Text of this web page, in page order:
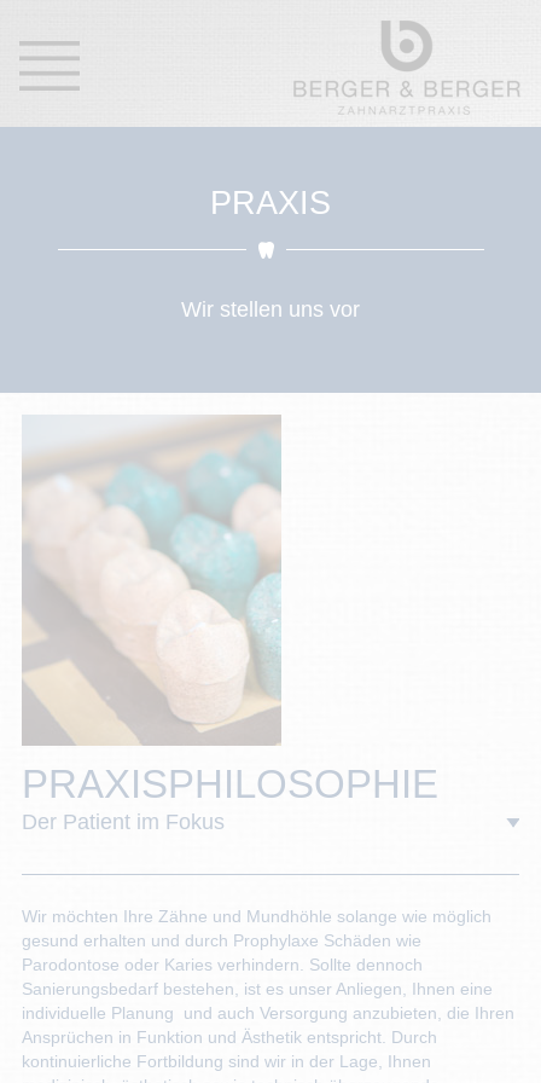
PRAXIS
Wir stellen uns vor
PRAXISPHILOSOPHIE
Der Patient im Fokus
Wir möchten Ihre Zähne und Mundhöhle solange wie möglich
gesund erhalten und durch Prophylaxe Schäden wie
Parodontose oder Karies verhindern. Sollte dennoch
Sanierungsbedarf bestehen, ist es unser Anliegen, Ihnen eine
individuelle Planung und auch Versorgung anzubieten, die Ihren
Ansprüchen in Funktion und Ästhetik entspricht. Durch
kontinuierliche Fortbildung sind wir in der Lage, Ihnen